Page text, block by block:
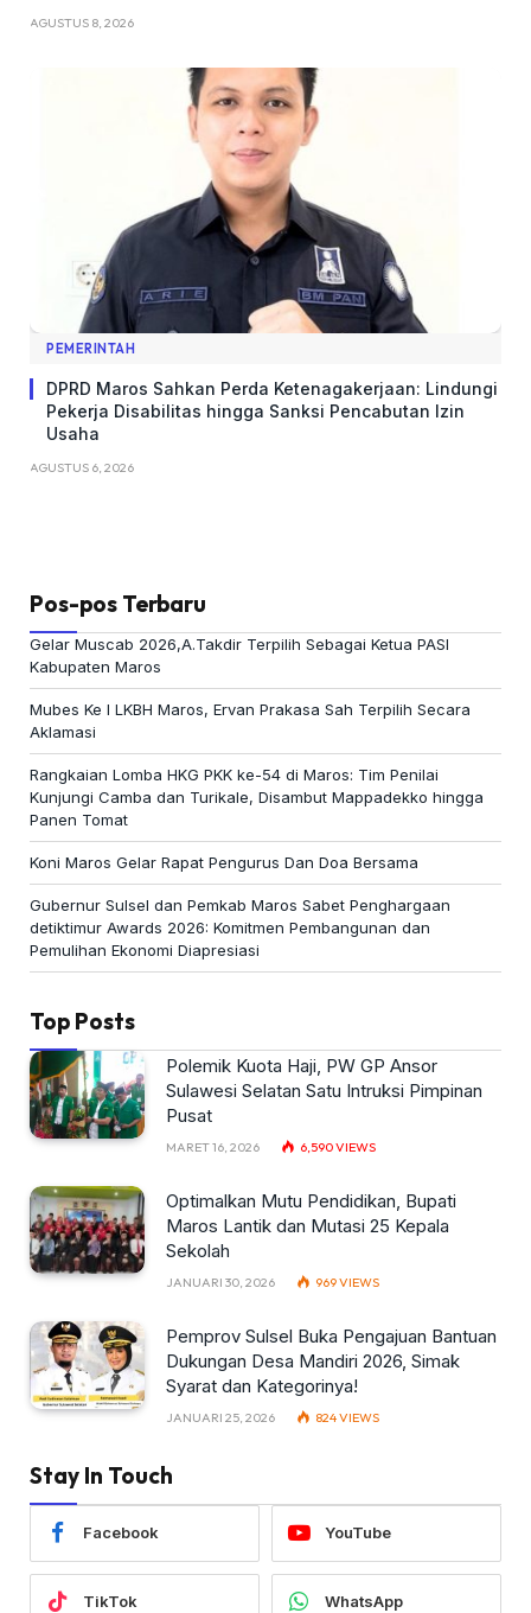
AGUSTUS 8, 2026
PEMERINTAH
DPRD Maros Sahkan Perda Ketenagakerjaan: Lindungi
Pekerja Disabilitas hingga Sanksi Pencabutan Izin
Usaha
AGUSTUS 6, 2026
Pos-pos Terbaru
Gelar Muscab 2026,A.Takdir Terpilih Sebagai Ketua PASI
Kabupaten Maros
Mubes Ke I LKBH Maros, Ervan Prakasa Sah Terpilih Secara
Aklamasi
Rangkaian Lomba HKG PKK ke-54 di Maros: Tim Penilai
Kunjungi Camba dan Turikale, Disambut Mappadekko hingga
Panen Tomat
Koni Maros Gelar Rapat Pengurus Dan Doa Bersama
Gubernur Sulsel dan Pemkab Maros Sabet Penghargaan
detiktimur Awards 2026: Komitmen Pembangunan dan
Pemulihan Ekonomi Diapresiasi
Top Posts
Polemik Kuota Haji, PW GP Ansor
Sulawesi Selatan Satu Intruksi Pimpinan
Pusat
MARET 16, 2026 6,590VIEWS
Optimalkan Mutu Pendidikan, Bupati
Maros Lantik dan Mutasi 25 Kepala
Sekolah
JANUARI 30, 2026 969VIEWS
Pemprov Sulsel Buka Pengajuan Bantuan
Dukungan Desa Mandiri 2026, Simak
Syarat dan Kategorinya!
JANUARI 25, 2026 824VIEWS
Stay In Touch
Facebook YouTube
TikTok WhatsApp